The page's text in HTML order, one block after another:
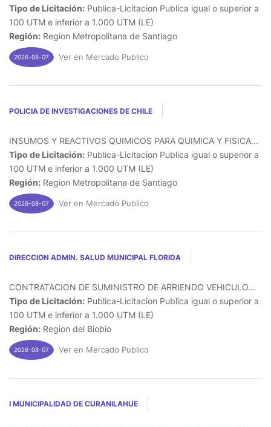
Tipo de Licitación: Publica-Licitacion Publica igual o superior a
100 UTM e inferior a 1.000 UTM (LE)
Región: Region Metropolitana de Santiago
2026-08-07 Ver en Mercado Publico
POLICIA DE INVESTIGACIONES DE CHILE
INSUMOS Y REACTIVOS QUIMICOS PARA QUIMICA Y FISICA...
Tipo de Licitación: Publica-Licitacion Publica igual o superior a
100 UTM e inferior a 1.000 UTM (LE)
Región: Region Metropolitana de Santiago
2026-08-07 Ver en Mercado Publico
DIRECCION ADMIN. SALUD MUNICIPAL FLORIDA
CONTRATACION DE SUMINISTRO DE ARRIENDO VEHICULO...
Tipo de Licitación: Publica-Licitacion Publica igual o superior a
100 UTM e inferior a 1.000 UTM (LE)
Región: Region del Biobio
2026-08-07 Ver en Mercado Publico
I MUNICIPALIDAD DE CURANILAHUE